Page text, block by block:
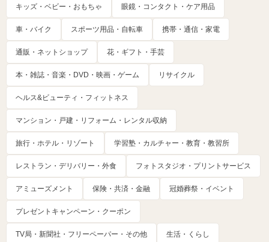
キッズ・ベビー・おもちゃ 眼鏡・コンタクト・ケア用品
車・バイク スポーツ用品・自転車 携帯・通信・家電
通販・ネットショップ 花・ギフト・手芸
本・雑誌・音楽・DVD・映画・ゲーム リサイクル
ヘルス&ビューティ・フィットネス
マンション・戸建・リフォーム・レンタル収納
旅行・ホテル・リゾート 学習塾・カルチャー・教育・教習所
レストラン・デリバリー・外食 フォトスタジオ・プリントサービス
アミューズメント 保険・共済・金融 冠婚葬祭・イベント
プレゼントキャンペーン・クーポン
TV局・新聞社・フリーペーパー・その他 生活・くらし